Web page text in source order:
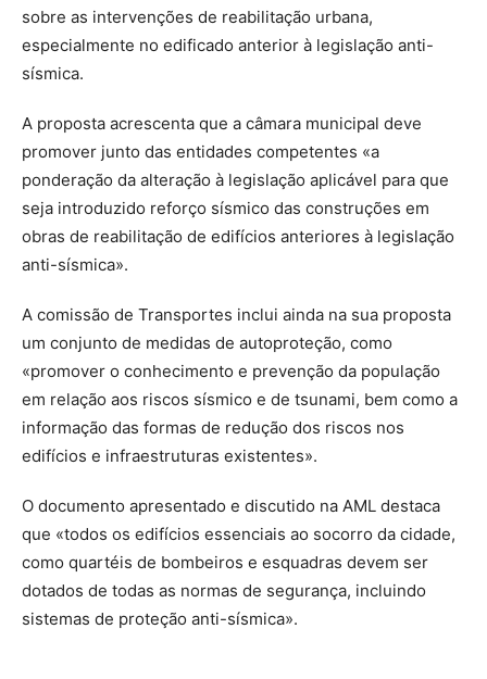
sobre as intervenções de reabilitação urbana,
especialmente no edificado anterior à legislação anti-
sísmica.
A proposta acrescenta que a câmara municipal deve
promover junto das entidades competentes «a
ponderação da alteração à legislação aplicável para que
seja introduzido reforço sísmico das construções em
obras de reabilitação de edifícios anteriores à legislação
anti-sísmica».
A comissão de Transportes inclui ainda na sua proposta
um conjunto de medidas de autoproteção, como
«promover o conhecimento e prevenção da população
em relação aos riscos sísmico e de tsunami, bem como a
informação das formas de redução dos riscos nos
edifícios e infraestruturas existentes».
O documento apresentado e discutido na AML destaca
que «todos os edifícios essenciais ao socorro da cidade,
como quartéis de bombeiros e esquadras devem ser
dotados de todas as normas de segurança, incluindo
sistemas de proteção anti-sísmica».